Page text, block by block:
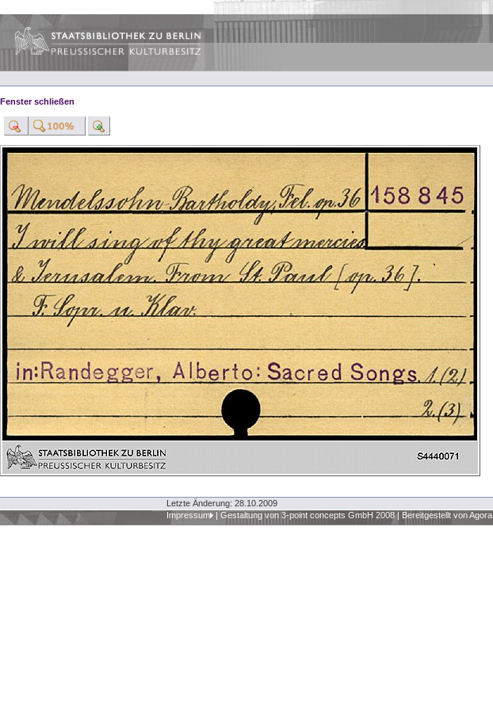
Fenster schließen
Letzte Änderung: 28.10.2009
Impressum
| Gestaltung von 3-point concepts GmbH 2008 | Bereitgestellt von